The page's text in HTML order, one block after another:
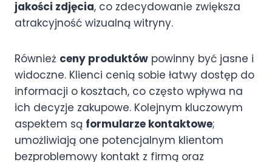
jakości zdjęcia, co zdecydowanie zwiększa
atrakcyjność wizualną witryny.
Również ceny produktów powinny być jasne i
widoczne. Klienci cenią sobie łatwy dostęp do
informacji o kosztach, co często wpływa na
ich decyzje zakupowe. Kolejnym kluczowym
aspektem są formularze kontaktowe;
umożliwiają one potencjalnym klientom
bezproblemowy kontakt z firmą oraz